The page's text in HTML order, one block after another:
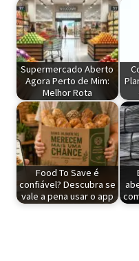
Supermercado Aberto
Agora Perto de Mim:
Melhor Rota
Food To Save é
confiável? Descubra se
vale a pena usar o app